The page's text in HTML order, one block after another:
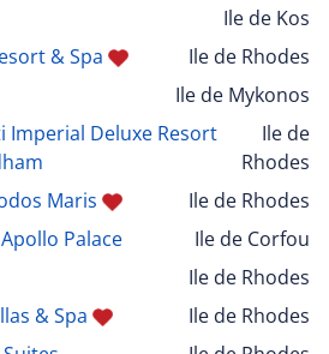
Ile de Kos
& Spa
Ile de Rhodes
Ile de Mykonos
Imperial Deluxe Resort
Ile de
Rhodes
Maris
Ile de Rhodes
Palace
Ile de Corfou
Ile de Rhodes
& Spa
Ile de Rhodes